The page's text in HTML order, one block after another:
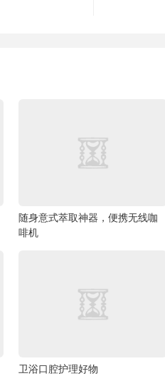
随身意式萃取神器，便携无线咖
啡机
卫浴口腔护理好物